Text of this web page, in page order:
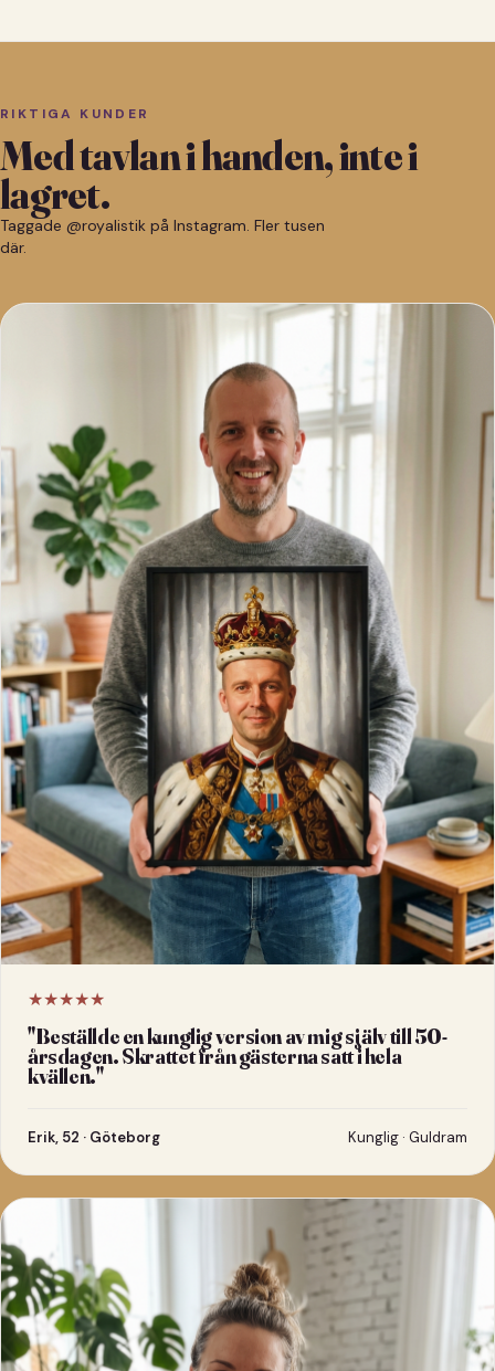
RIKTIGA KUNDER
Med tavlan i handen, inte i
lagret.
Taggade @royalistik på Instagram. Fler tusen
där.
★★★★★
"Beställde en kunglig version av mig själv till 50-
årsdagen. Skrattet från gästerna satt i hela
kvällen."
Erik, 52 · Göteborg Kunglig · Guldram